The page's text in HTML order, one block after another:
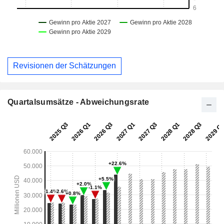
Revisionen der Schätzungen
Quartalsumsätze - Abweichungsrate